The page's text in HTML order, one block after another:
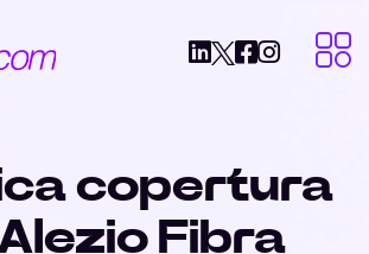
copertura
Fibra